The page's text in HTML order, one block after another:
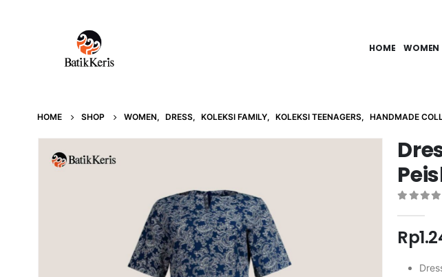
HOME WOMEN
HOME SHOP WOMEN, DRESS, KOLEKSI FAMILY, KOLEKSI TEENAGERS, HANDMADE
Rp